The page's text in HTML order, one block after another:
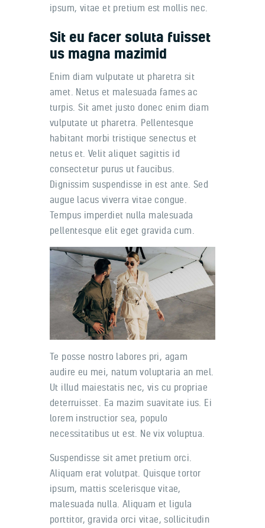
ipsum, vitae et pretium est mollis nec.
Sit eu facer soluta fuisset
us magna mazimid
Enim diam vulputate ut pharetra sit
amet. Netus et malesuada fames ac
turpis. Sit amet justo donec enim diam
vulputate ut pharetra. Pellentesque
habitant morbi tristique senectus et
netus et. Velit aliquet sagittis id
consectetur purus ut faucibus.
Dignissim suspendisse in est ante. Sed
augue lacus viverra vitae congue.
Tempus imperdiet nulla malesuada
pellentesque elit eget gravida cum.
Te posse nostro labores pri, agam
audire eu mei, natum voluptaria an mel.
Ut illud maiestatis nec, vis cu propriae
deterruisset. Ea mazim suavitate ius. Ei
lorem instructior sea, populo
necessitatibus ut est. Ne vix voluptua.
Suspendisse sit amet pretium orci.
Aliquam erat volutpat. Quisque tortor
ipsum, mattis scelerisque vitae,
malesuada nulla. Aliquam et ligula
porttitor, gravida orci vitae, sollicitudin